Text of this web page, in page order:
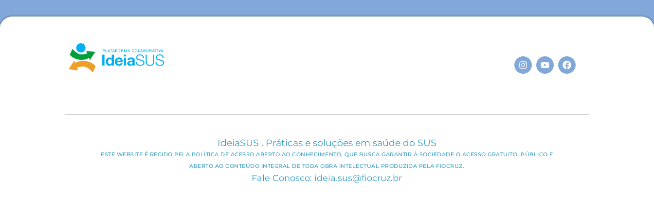
IdeiaSUS . Práticas e soluções em saúde do SUS
ESTE WEBSITE É REGIDO PELA POLÍTICA DE ACESSO ABERTO AO CONHECIMENTO, QUE BUSCA GARANTIR À SOCIEDADE O ACESSO GRATUITO, PÚBLICO E
ABERTO AO CONTEÚDO INTEGRAL DE TODA OBRA INTELECTUAL PRODUZIDA PELA FIOCRUZ.
Fale Conosco: ideia.sus@fiocruz.br